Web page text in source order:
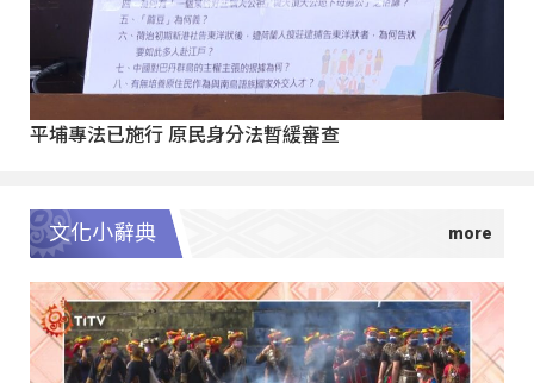
平埔專法已施行 原民身分法暫緩審查
文化小辭典